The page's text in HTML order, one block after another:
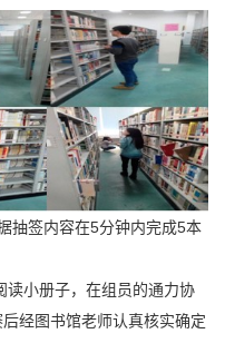
抽签内容在5分钟内完成5本
读小册子，在组员的通力协
经图书馆老师认真核实确定